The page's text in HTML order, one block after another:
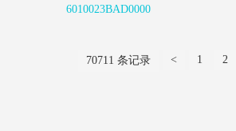
6010023BAD0000
70711 条记录 < 1 2